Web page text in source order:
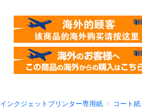
インクジェットプリンター専用紙 コート紙